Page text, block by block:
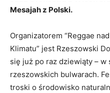
Mesajah z Polski.
Organizatorem “Reggae
Klimatu” jest Rzeszowski
się już po raz dziewiąty – w
rzeszowskich bulwarach.
troski o środowisko